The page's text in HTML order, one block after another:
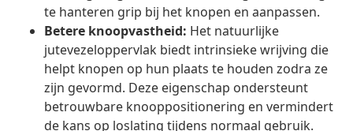
te hanteren grip bij het knopen en aanpassen.
Betere knoopvastheid: Het natuurlijke
jutevezeloppervlak biedt intrinsieke wrijving die
helpt knopen op hun plaats te houden zodra ze
zijn gevormd. Deze eigenschap ondersteunt
betrouwbare knooppositionering en vermindert
de kans op loslating tijdens normaal gebruik.